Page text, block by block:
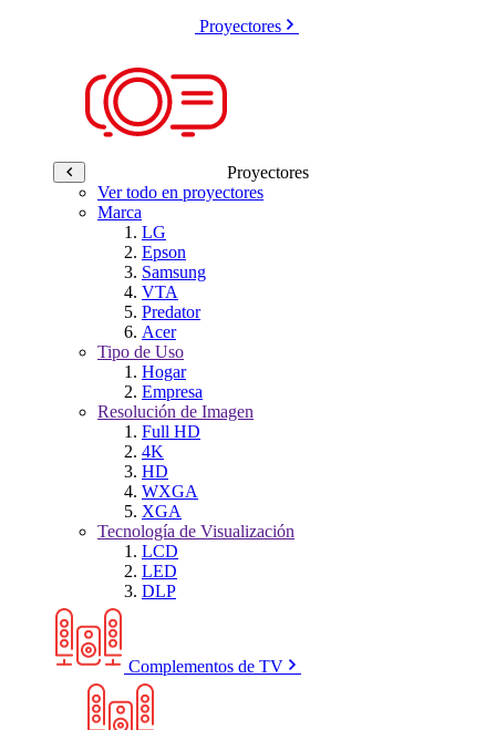
Proyectores
Proyectores
Ver todo en proyectores
Marca
LG
Epson
Samsung
VTA
Predator
Acer
Tipo de Uso
Hogar
Empresa
Resolución de Imagen
Full HD
4K
HD
WXGA
XGA
Tecnología de Visualización
LCD
LED
DLP
Complementos de TV